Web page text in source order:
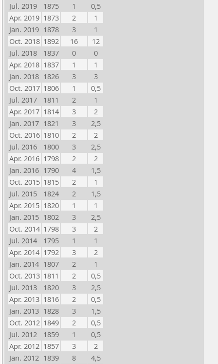
Jul. 2019
1875 1
0,5
Apr. 2019 1873 2
1
Jan. 2019 1878 3
1
Oct. 2018 1892 16
12
Jul. 2018
1837 0
0
Apr. 2018 1837 1
1
Jan. 2018 1826 3
3
Oct. 2017 1806 1
0,5
Jul. 2017
1811 2
1
Apr. 2017 1814 3
2
Jan. 2017 1821 3
2,5
Oct. 2016 1810 2
2
Jul. 2016
1800 3
2,5
Apr. 2016 1798 2
2
Jan. 2016 1790 4
1,5
Oct. 2015 1815 2
1
Jul. 2015
1824 2
1,5
Apr. 2015 1820 1
1
Jan. 2015 1802 3
2,5
Oct. 2014 1798 3
2
Jul. 2014
1795 1
1
Apr. 2014 1792 3
2
Jan. 2014 1807 2
1
Oct. 2013 1811 2
0,5
Jul. 2013
1820 3
2,5
Apr. 2013 1816 2
0,5
Jan. 2013 1828 3
1,5
Oct. 2012 1849 2
0,5
Jul. 2012
1859 1
0,5
Apr. 2012 1857 3
2
Jan. 2012 1839 8
4,5